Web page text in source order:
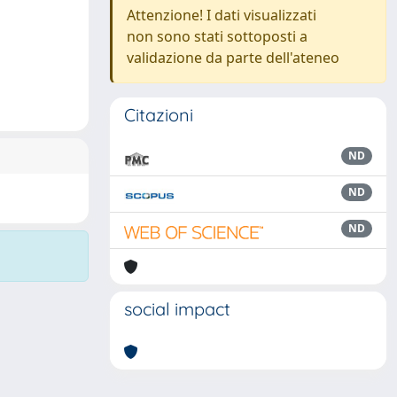
Attenzione! I dati visualizzati
non sono stati sottoposti a
validazione da parte dell'ateneo
Citazioni
ND
ND
ND
social impact